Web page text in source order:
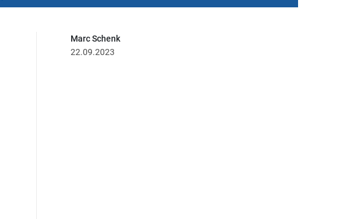
Marc Schenk
22.09.2023